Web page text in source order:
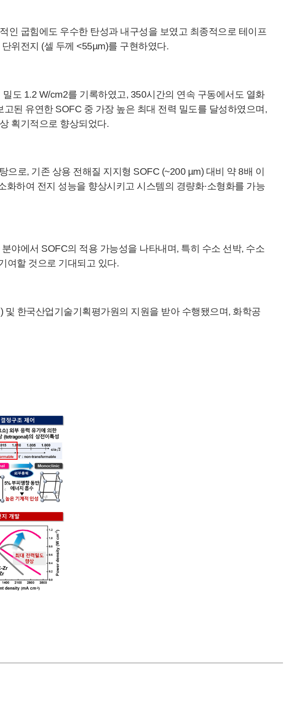
인 굽힘에도 우수한 탄성과 내구성을 보였고 최종적으로 테이프
위전지 (셀 두께 <55µm)를 구현하였다.
도 1.2 W/cm2를 기록하였고, 350시간의 연속 구동에서도 열화
된 유연한 SOFC 중 가장 높은 최대 전력 밀도를 달성하였으며,
획기적으로 향상되었다.
로, 기존 상용 전해질 지지형 SOFC (~200 µm) 대비 약 8배 이
하여 전지 성능을 향상시키고 시스템의 경량화·소형화를 가능
야에서 SOFC의 적용 가능성을 나타내며, 특히 수소 선박, 수소
여할 것으로 기대되고 있다.
한국산업기술기획평가원의 지원을 받아 수행됐으며, 화학공